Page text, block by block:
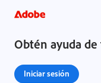
Obtén ayuda
Iniciar sesión